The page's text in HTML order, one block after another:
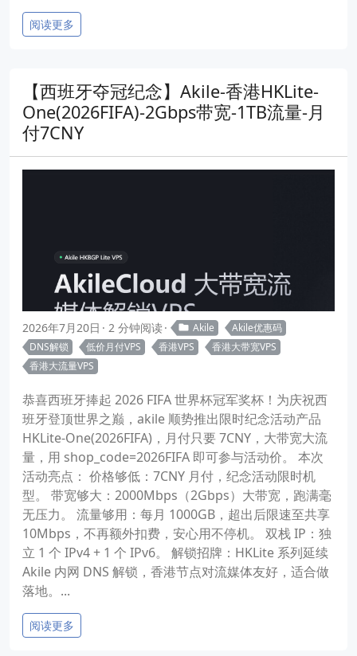
阅读更多
【西班牙夺冠纪念】Akile-香港HKLite-
One(2026FIFA)-2Gbps带宽-1TB流量-月
付7CNY
2026年7月20日 2 分钟阅读 Akile
Akile优惠码
DNS解锁
低价月付VPS 香港VPS
香港大带宽VPS
香港大流量VPS
恭喜西班牙捧起 2026 FIFA 世界杯冠军奖杯！为庆祝西
班牙登顶世界之巅，akile 顺势推出限时纪念活动产品
HKLite-One(2026FIFA)，月付只要 7CNY，大带宽大流
量，用 shop_code=2026FIFA 即可参与活动价。 本次
活动亮点： 价格够低：7CNY 月付，纪念活动限时机
型。 带宽够大：2000Mbps（2Gbps）大带宽，跑满毫
无压力。 流量够用：每月 1000GB，超出后限速至共享
10Mbps，不再额外扣费，安心用不停机。 双栈 IP：独
立 1 个 IPv4 + 1 个 IPv6。 解锁招牌：HKLite 系列延续
Akile 内网 DNS 解锁，香港节点对流媒体友好，适合做
落地。...
阅读更多